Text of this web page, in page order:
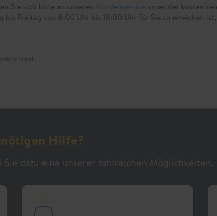
Sie sich bitte an unseren Kundenservice unter der
bis Freitag von 8:00 Uhr bis 18:00 Uhr für Sie zu erreichen
im Inland.
Hilfe?
dazu eine unserer zahlreichen Möglichkeiten.